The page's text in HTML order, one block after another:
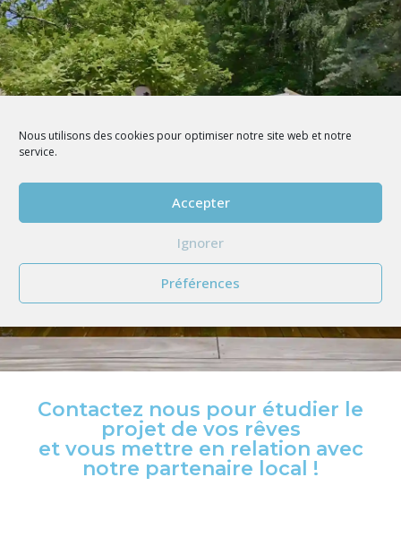
Nous utilisons des cookies pour optimiser notre site web et notre
service.
Accepter
Ignorer
Préférences
Contactez nous pour étudier le
projet de vos rêves
et vous mettre en relation avec
notre partenaire local !